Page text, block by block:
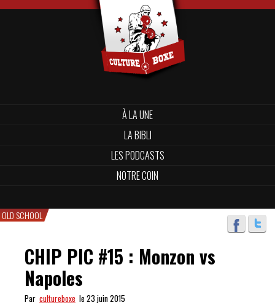
À LA UNE
LA BIBLI
LES PODCASTS
NOTRE COIN
OLD SCHOOL
CHIP PIC #15 : Monzon vs
Napoles
Par cultureboxe le 23 juin 2015